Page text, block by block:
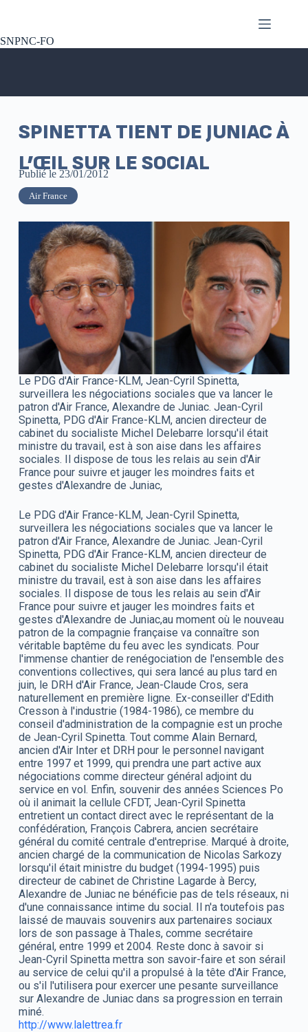
SNPNC-FO
SPINETTA TIENT DE JUNIAC À
L’ŒIL SUR LE SOCIAL
Publié le 23/01/2012
Air France
Le PDG d'Air France-KLM, Jean-Cyril Spinetta,
surveillera les négociations sociales que va lancer le
patron d'Air France, Alexandre de Juniac. Jean-Cyril
Spinetta, PDG d'Air France-KLM, ancien directeur de
cabinet du socialiste Michel Delebarre lorsqu'il était
ministre du travail, est à son aise dans les affaires
sociales. Il dispose de tous les relais au sein d'Air
France pour suivre et jauger les moindres faits et
gestes d'Alexandre de Juniac,
Le PDG d'Air France-KLM, Jean-Cyril Spinetta,
surveillera les négociations sociales que va lancer le
patron d'Air France, Alexandre de Juniac. Jean-Cyril
Spinetta, PDG d'Air France-KLM, ancien directeur de
cabinet du socialiste Michel Delebarre lorsqu'il était
ministre du travail, est à son aise dans les affaires
sociales. Il dispose de tous les relais au sein d'Air
France pour suivre et jauger les moindres faits et
gestes d'Alexandre de Juniac,au moment où le nouveau
patron de la compagnie française va connaître son
véritable baptême du feu avec les syndicats. Pour
l'immense chantier de renégociation de l'ensemble des
conventions collectives, qui sera lancé au plus tard en
juin, le DRH d'Air France, Jean-Claude Cros, sera
naturellement en première ligne. Ex-conseiller d'Edith
Cresson à l'industrie (1984-1986), ce membre du
conseil d'administration de la compagnie est un proche
de Jean-Cyril Spinetta. Tout comme Alain Bernard,
ancien d'Air Inter et DRH pour le personnel navigant
entre 1997 et 1999, qui prendra une part active aux
négociations comme directeur général adjoint du
service en vol. Enfin, souvenir des années Sciences Po
où il animait la cellule CFDT, Jean-Cyril Spinetta
entretient un contact direct avec le représentant de la
confédération, François Cabrera, ancien secrétaire
général du comité centrale d'entreprise. Marqué à droite,
ancien chargé de la communication de Nicolas Sarkozy
lorsqu'il était ministre du budget (1994-1995) puis
directeur de cabinet de Christine Lagarde à Bercy,
Alexandre de Juniac ne bénéficie pas de tels réseaux, ni
d'une connaissance intime du social. Il n'a toutefois pas
laissé de mauvais souvenirs aux partenaires sociaux
lors de son passage à Thales, comme secrétaire
général, entre 1999 et 2004. Reste donc à savoir si
Jean-Cyril Spinetta mettra son savoir-faire et son sérail
au service de celui qu'il a propulsé à la tête d'Air France,
ou s'il l'utilisera pour exercer une pesante surveillance
sur Alexandre de Juniac dans sa progression en terrain
miné.
http://www.lalettrea.fr